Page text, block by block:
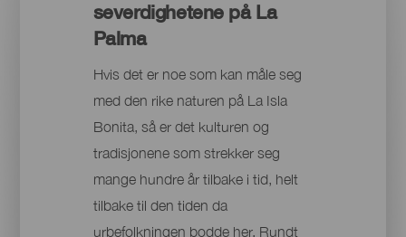
severdighetene på La
Palma
Hvis det er noe som kan måle seg
med den rike naturen på La Isla
Bonita, så er det kulturen og
tradisjonene som strekker seg
mange hundre år tilbake i tid, helt
tilbake til den tiden da
urbefolkningen bodde her. Rundt